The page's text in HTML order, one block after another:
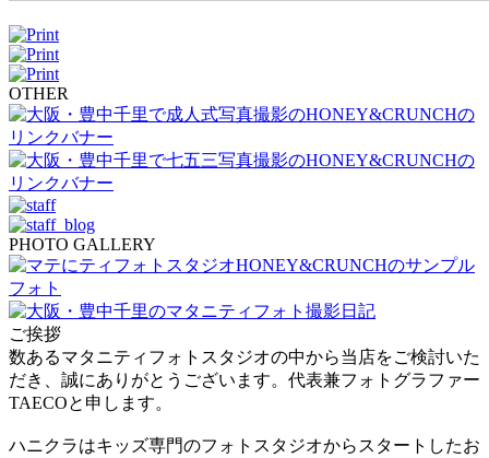
OTHER
PHOTO GALLERY
ご挨拶
数あるマタニティフォトスタジオの中から当店をご検討いた
だき、誠にありがとうございます。代表兼フォトグラファー
TAECOと申します。
ハニクラはキッズ専門のフォトスタジオからスタートしたお